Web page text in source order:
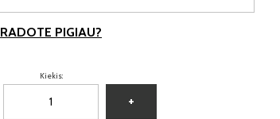
RADOTE PIGIAU?
Kiekis:
+